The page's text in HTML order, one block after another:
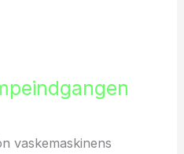
vaskemaskinens